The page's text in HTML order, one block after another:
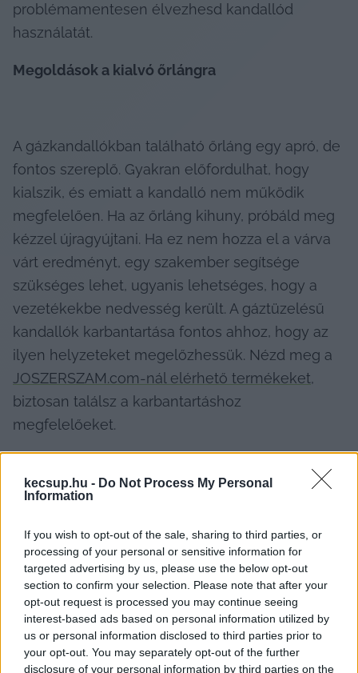
kecsup.hu - Do Not Process My Personal
Information
If you wish to opt-out of the sale, sharing to third parties, or
processing of your personal or sensitive information for
targeted advertising by us, please use the below opt-out
section to confirm your selection. Please note that after your
opt-out request is processed you may continue seeing
interest-based ads based on personal information utilized by
us or personal information disclosed to third parties prior to
your opt-out. You may separately opt-out of the further
disclosure of your personal information by third parties on the
problémamentesen élvezhesd kandallód
használatát.
Megoldások a kialvó őrlángra
A gázkandallókban található őrláng egy apró, de
fontos szereplő. Gyakran előfordulhat, hogy
kialszik, és emiatt a kandalló nem működik
megfelelően. Ha az őrláng kihuny, próbáld meg
kézzel újragyújtani. Ha ez nem hozza el a várva
várt eredményt, egy szakember segítsége
szükséges lehet, ugyanis lehetséges, hogy a
vezetékekbe nedvesség került. A gáztüzelésű
kandallók karbantartása fontos ahhoz, hogy az
JOSZERSZAM.com-nál elérhető termékeket,
biztosan találsz a karbantartáshoz
megfelelőeket.
Emellett, ha az őrláng folyamatosan elalszik
rövid időn belül, érdemes a termoelemet is
ellenőrizni. Ez az alkatrész vezérli a gázellátást,
ha pedig hibásan működik, nem biztosít
elegendő áramot. A termoelem cseréjét szintén